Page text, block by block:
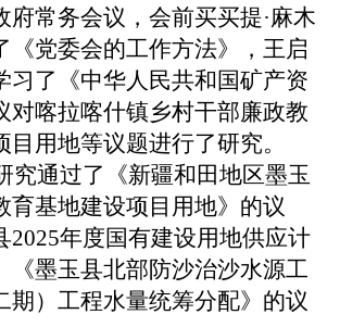
府常务会议，会前买买提·麻木
《党委会的工作方法》，王启
习了《中华人民共和国矿产资
对喀拉喀什镇乡村干部廉政教
目用地等议题进行了研究。
通过了
《新疆和田地区墨玉
育基地建设项目用地》 的议
2025年度国有建设用地供应计
《墨玉县北部防沙治沙水源工
期）工程水量统筹分配》 的议